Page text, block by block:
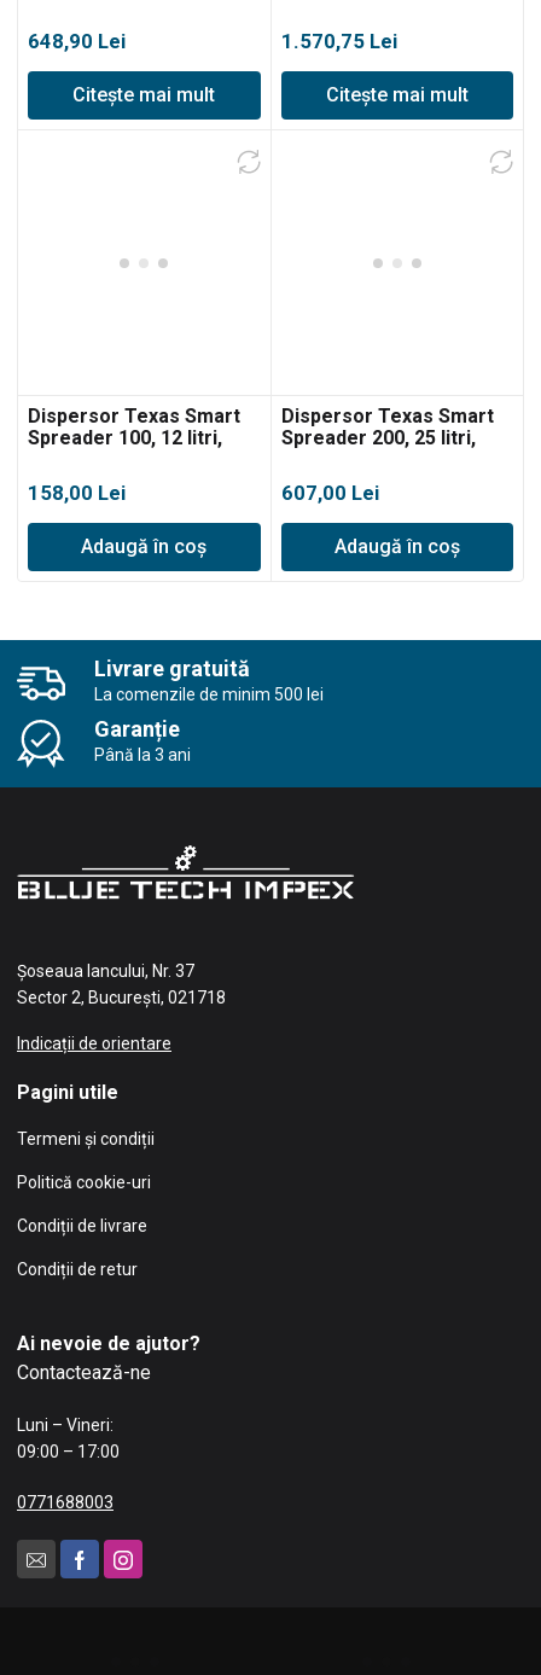
648,90 Lei
Citește mai mult
1.570,75 Lei
Citește mai mult
Dispersor Texas Smart
Spreader 100, 12 litri,
45cm
158,00 Lei
Adaugă în coș
Dispersor Texas Smart
Spreader 200, 25 litri,
607,00 Lei
Adaugă în coș
Livrare gratuită
La comenzile de minim 500 lei
Garanție
Până la 3 ani
Șoseaua Iancului, Nr. 37
Sector 2, București, 021718
Indicații de orientare
Pagini utile
Termeni și condiții
Politică cookie-uri
Condiții de livrare
Condiții de retur
Ai nevoie de ajutor?
Contactează-ne
Luni – Vineri:
09:00 – 17:00
0771688003